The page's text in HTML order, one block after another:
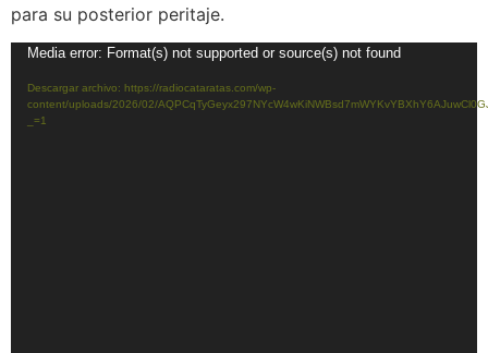
para su posterior peritaje.
Reproductor
de
video
Media error: Format(s) not supported or source(s) not found
Descargar archivo: https://radiocataratas.com/wp-
content/uploads/2026/02/
_=1